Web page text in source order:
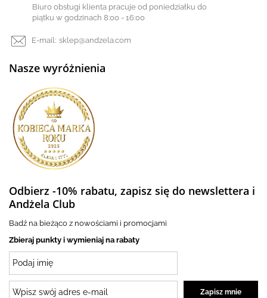
Biuro obsługi klienta pracuje od poniedziałku do
piątku w godzinach 8:00 - 16:00
E-mail: sklep@andzela.com
Nasze wyróżnienia
Odbierz -10% rabatu, zapisz się do newslettera i
Andżela Club
Badź na bieżąco z nowościami i promocjami
Zbieraj punkty i wymieniaj na rabaty